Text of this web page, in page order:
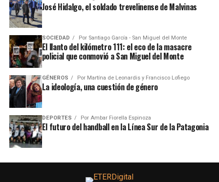
José Hidalgo, el soldado trevelinense de Malvinas
SOCIEDAD Por Santiago García - San Miguel del Monte
El llanto del kilómetro 111: el eco de la masacre
policial que conmovió a San Miguel del Monte
GÉNEROS Por Martína de Leonardis y Francisco Lofiego
La ideología, una cuestión de género
DEPORTES Por Ambar Fiorella Espinoza
El futuro del handball en la Línea Sur de la Patagonia